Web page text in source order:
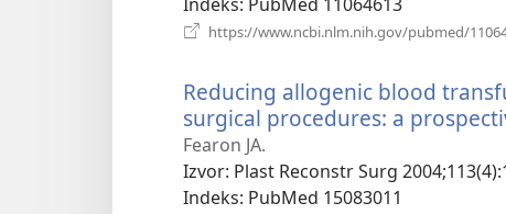
Indeks‎: PubMed 11064613
https://www.ncbi.nlm.nih.gov/pubmed/
Reducing allogenic blood
surgical procedures: a
Fearon JA.
Izvor‎: Plast Reconstr Surg
Indeks‎: PubMed 15083011